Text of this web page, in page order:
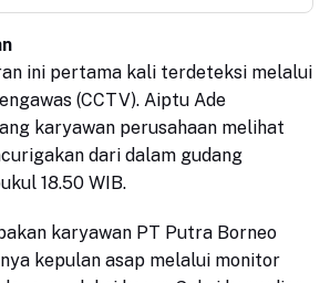
ini pertama kali terdeteksi melalui
(CCTV). Aiptu Ade
karyawan perusahaan melihat
dari dalam gudang
18.50 WIB.
karyawan PT Putra Borneo
kepulan asap melalui monitor